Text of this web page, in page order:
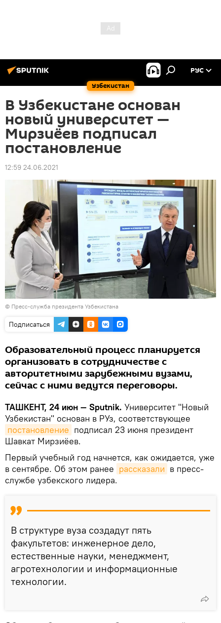
Узбекистан
РУС
В Узбекистане основан
новый университет —
Мирзиёев подписал
постановление
12:59 24.06.2021
© Пресс-служба президента Узбекистана
Подписаться
Образовательный процесс планируется
организовать в сотрудничестве с
авторитетными зарубежными вузами,
сейчас с ними ведутся переговоры.
ТАШКЕНТ, 24 июн — Sputnik. Университет "Новый
Узбекистан" основан в РУз, соответствующее
постановление подписал 23 июня президент
Шавкат Мирзиёев.
Первый учебный год начнется, как ожидается, уже
в сентябре. Об этом ранее рассказали в пресс-
службе узбекского лидера.
В структуре вуза создадут пять
факультетов: инженерное дело,
естественные науки, менеджмент,
агротехнологии и информационные
технологии.